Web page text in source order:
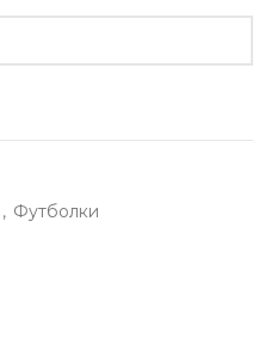
, Футболки